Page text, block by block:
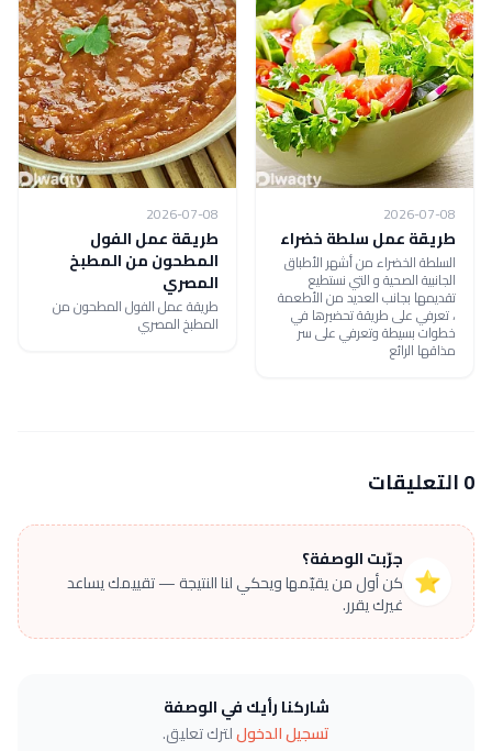
2026-07-08
طريقة عمل سلطة خضراء
السلطة الخضراء من أشهر الأطباق
الجانبية الصحية و التي نستطيع
تقديمها بجانب العديد من الأطعمة
، تعرفي على طريقة تحضيرها في
خطوات بسيطة وتعرفي على سر
مذاقها الرائع
2026-07-08
طريقة عمل الفول
المطحون من المطبخ
المصري
طريقة عمل الفول المطحون من
المطبخ المصري
0 التعليقات
⭐
جرّبت الوصفة؟
كن أول من يقيّمها ويحكي لنا النتيجة — تقييمك يساعد
غيرك يقرر.
شاركنا رأيك في الوصفة
تسجيل الدخوللترك تعليق.